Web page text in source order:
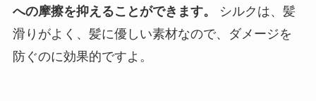
への摩擦を抑えることができます。
シルクは、髪
滑りがよく、髪に優しい素材なので、ダメージを
防ぐのに効果的ですよ。